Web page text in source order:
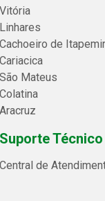
Vitória
Linhares
Cachoeiro de
Cariacica
São Mateus
Colatina
Aracruz
Suporte Técnico
Central de